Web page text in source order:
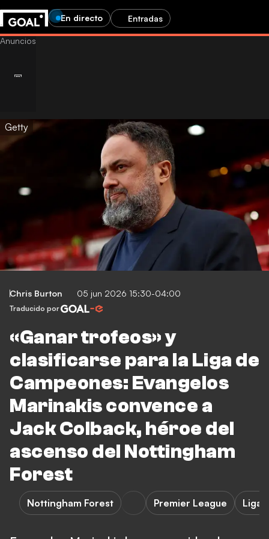
En directo Entradas
Getty
Chris Burton 05 jun 2026 15:30-04:00
Traducido por
«Ganar trofeos» y
clasificarse para la Liga de
Campeones: Evangelos
Marinakis convence a
Jack Colback, héroe del
ascenso del Nottingham
Forest
Nottingham Forest Premier League Liga